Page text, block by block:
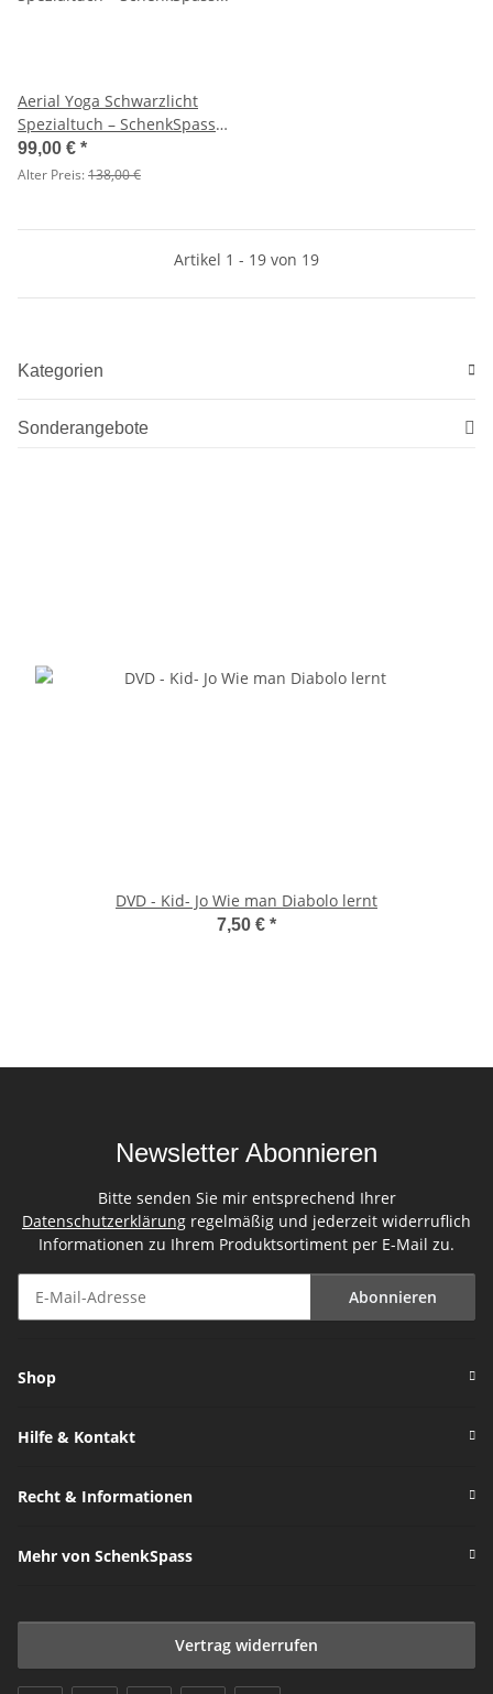
Aerial Yoga Schwarzlicht
Spezialtuch – SchenkSpass
600 cm x 280 cm neongrün
99,00 € *
Alter Preis:138,00 €
Artikel 1 - 19 von 19
Kategorien
Sonderangebote
DVD - Kid- Jo Wie man Diabolo lernt
7,50 € *
Newsletter Abonnieren
Bitte senden Sie mir entsprechend Ihrer
Datenschutzerklärung regelmäßig und jederzeit widerruflich
Informationen zu Ihrem Produktsortiment per E-Mail zu.
Abonnieren
Shop
Hilfe & Kontakt
Recht & Informationen
Mehr von SchenkSpass
Vertrag widerrufen